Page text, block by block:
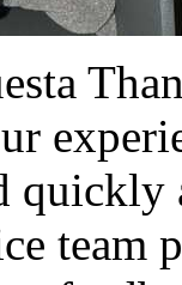
quickly
team